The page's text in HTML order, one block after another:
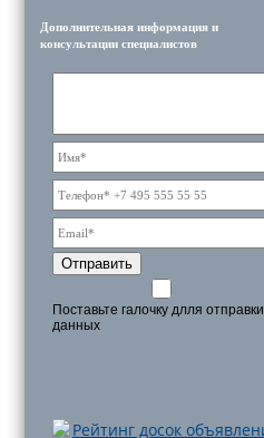
Дополнительная информация и
консультации специалистов
Отправить
Поставьте галочку длля отправки
данных